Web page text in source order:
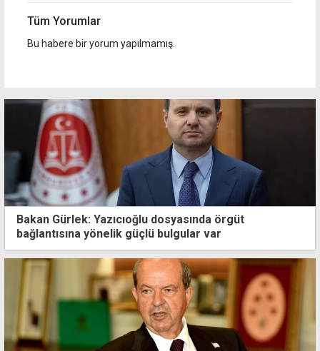
Tüm Yorumlar
Bu habere bir yorum yapılmamış.
Bakan Gürlek: Yazıcıoğlu dosyasında örgüt
bağlantısına yönelik güçlü bulgular var